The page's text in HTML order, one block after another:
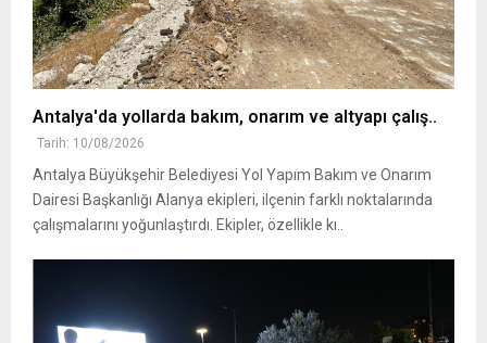
Antalya'da yollarda bakım, onarım ve altyapı çalış..
Tarih: 10/08/2026
Antalya Büyükşehir Belediyesi Yol Yapım Bakım ve Onarım
Dairesi Başkanlığı Alanya ekipleri, ilçenin farklı noktalarında
çalışmalarını yoğunlaştırdı. Ekipler, özellikle kı..